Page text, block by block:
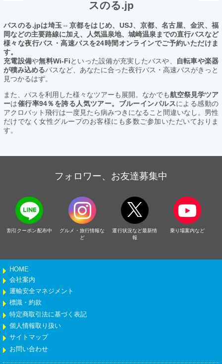
スのる.jp
バスのる.jpは埼玉⇔京都をはじめ、USJ、京都、名古屋、金沢、福
岡などの主要路線に加え、人気温泉地、城崎温泉までの直行バスなど
様々な夜行バス・高速バスを24時間オンラインでご予約いただけま
す。
充電設備や無料Wi-Fiといった設備が充実したバスや、
自転車や楽器
が積み込めるバスなど、あなたに合った夜行バス・高速バスがきっと
見つかるはず。
また、バスを利用した様々なツアーも展開。なかでも航空祭見学ツア
ーは催行率94％を誇る人気ツアー。ブルーインパルスによる感動の
アクロバット飛行は一度見たら病みつきになること間違いなし。男性
だけでなく女性グループのお客様にも多数ご参加いただいておりま
す。
フォロワー、お友達募集中
割引クーポン配布中
グルメ・旅行情報な
ど
運行状況など最新情
報
乗り場案内など
HOME
会社案内
運輸安全マネジメント
標識・約款
特定商取引法に基づく表記
個人情報取り扱い
サイトマップ
お問い合わせ